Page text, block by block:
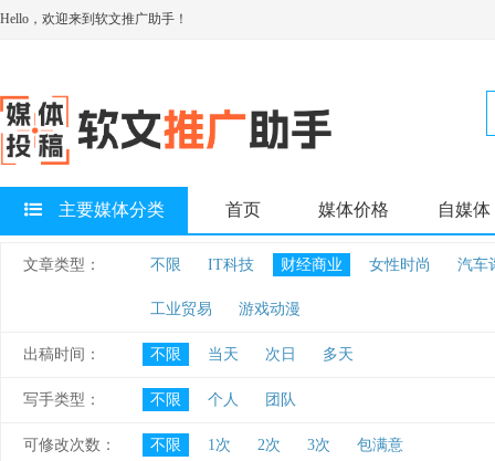
Hello，欢迎来到软文推广助手！
主要媒体分类 首页 媒体价格 自媒体
文章类型： 不限 IT科技 财经商业 女性时尚 汽车
工业贸易 游戏动漫
出稿时间： 不限 当天 次日 多天
写手类型： 不限 个人 团队
可修改次数： 不限 1次 2次 3次 包满意